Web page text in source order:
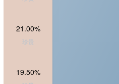
21.00%
珍贵
19.50%